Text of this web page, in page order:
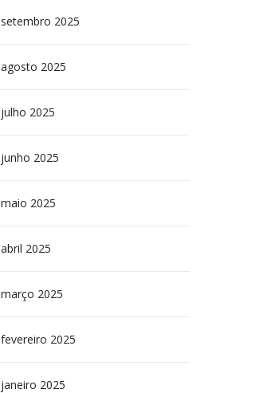
setembro 2025
agosto 2025
julho 2025
junho 2025
maio 2025
abril 2025
março 2025
fevereiro 2025
janeiro 2025